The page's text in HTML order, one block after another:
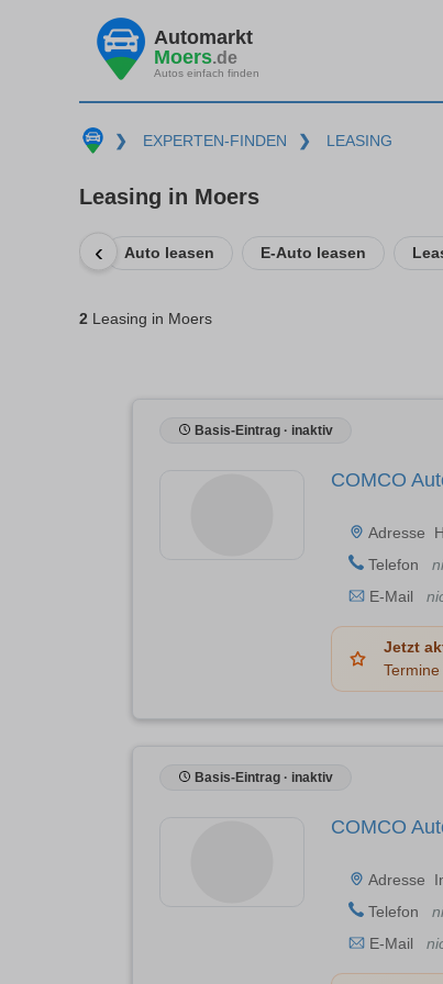
Automarkt
Moers.de
Autos einfach finden
❯ EXPERTEN-FINDEN ❯ LEASING
Leasing in Moers
‹ Auto leasen E-Auto leasen
2 Leasing in Moers
Basis-Eintrag · inaktiv
COMCO
Adresse
Telefon
E-Mail
Jetzt
Basis-Eintrag · inaktiv
COMCO
Adresse
Telefon
E-Mail